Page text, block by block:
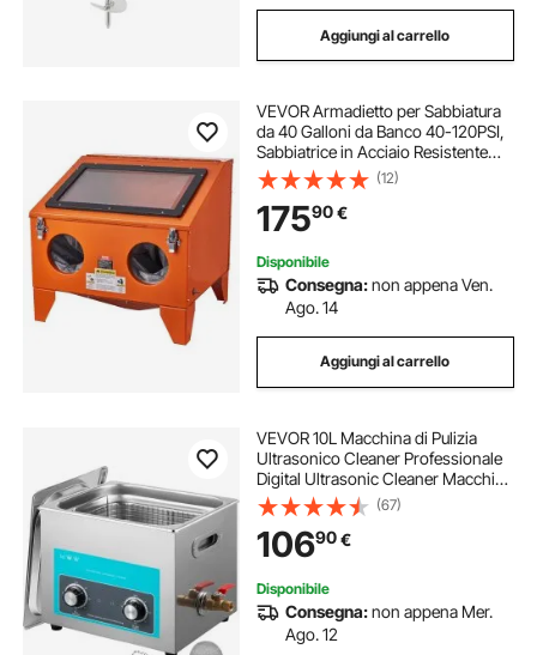
Aggiungi al carrello
VEVOR Armadietto per Sabbiatura
da 40 Galloni da Banco 40-120PSI,
Sabbiatrice in Acciaio Resistente
con Pistola per Sabbiatura e 4 ugelli
in Ceramica per Rimozione di
Vernice, Macchie e Ruggine
(12)
17590€
Disponibile
Consegna:non appena Ven.
Ago. 14
Aggiungi al carrello
VEVOR 10L Macchina di Pulizia
Ultrasonico Cleaner Professionale
Digital Ultrasonic Cleaner Macchina
Sanitizer per Carburatore Parti in
Ottone Gioielli Dentali Monete
Metalliche
(67)
10690€
Disponibile
Consegna:non appena Mer.
Ago. 12